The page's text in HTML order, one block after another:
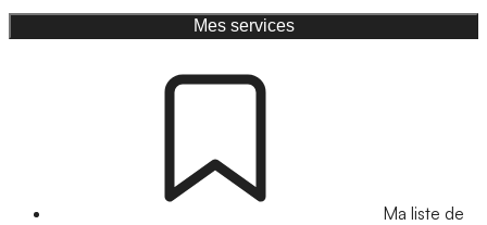
Mes services
Ma liste de